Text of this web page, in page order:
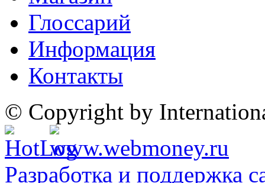
Глоссарий
Информация
Контакты
© Copyright by
Разработка и поддержка